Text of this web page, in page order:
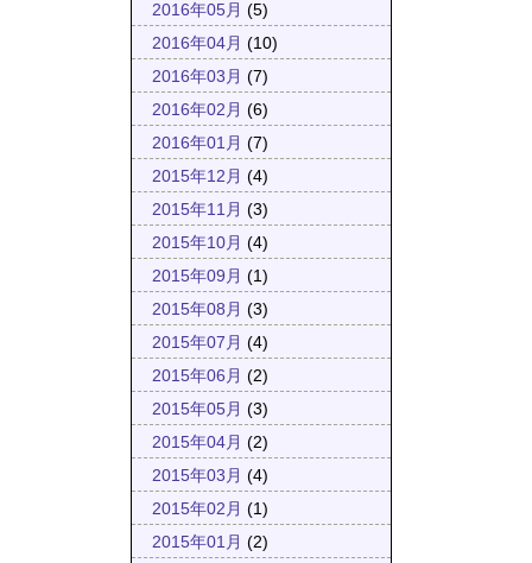
2016年05月 (5)
2016年04月 (10)
2016年03月 (7)
2016年02月 (6)
2016年01月 (7)
2015年12月 (4)
2015年11月 (3)
2015年10月 (4)
2015年09月 (1)
2015年08月 (3)
2015年07月 (4)
2015年06月 (2)
2015年05月 (3)
2015年04月 (2)
2015年03月 (4)
2015年02月 (1)
2015年01月 (2)